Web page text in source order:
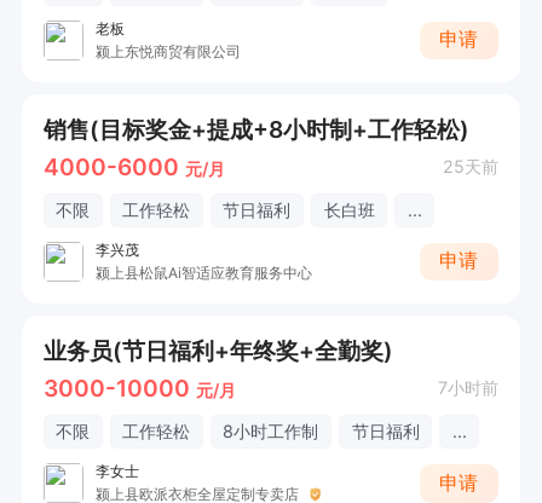
老板
颍上东悦商贸有限公司
申请
销售(目标奖金+提成+8小时制+工作轻松)
4000-6000 元/月 25天前
不限 工作轻松 节日福利 长白班 ...
李兴茂
颍上县松鼠Ai智适应教育服务中心
申请
业务员(节日福利+年终奖+全勤奖)
3000-10000 元/月 7小时前
不限 工作轻松 8小时工作制 节日福利 ...
李女士
颍上县欧派衣柜全屋定制专卖店
申请